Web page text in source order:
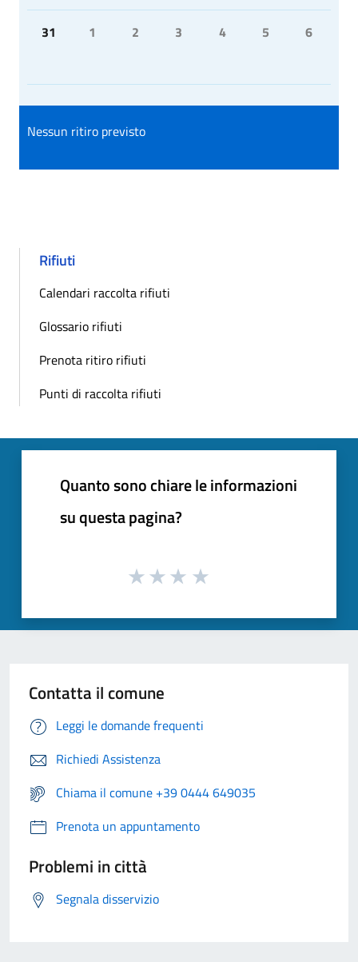
31 1 2 3 4 5 6
Nessun ritiro previsto
Rifiuti
Calendari raccolta rifiuti
Glossario rifiuti
Prenota ritiro rifiuti
Punti di raccolta rifiuti
Quanto sono chiare le informazioni
su questa pagina?
Contatta il comune
Leggi le domande frequenti
Richiedi Assistenza
Chiama il comune +39 0444 649035
Prenota un appuntamento
Problemi in città
Segnala disservizio